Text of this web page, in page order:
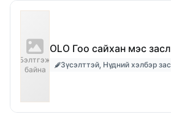
Бэлтгэж
байна
OLO Гоо сайхан мэс
Зүсэлттэй, Нүдний хэлбэр